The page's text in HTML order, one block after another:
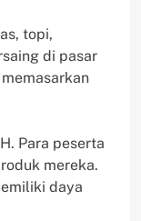
topi,
di pasar
Para peserta
mereka.
daya